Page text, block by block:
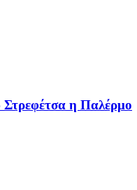
Στρεφέτσα η Παλέρμο